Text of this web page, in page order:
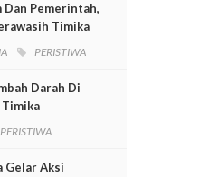
Dan Pemerintah,
Timika
PERISTIWA
Darah Di
Timika
PERISTIWA
Gelar Aksi